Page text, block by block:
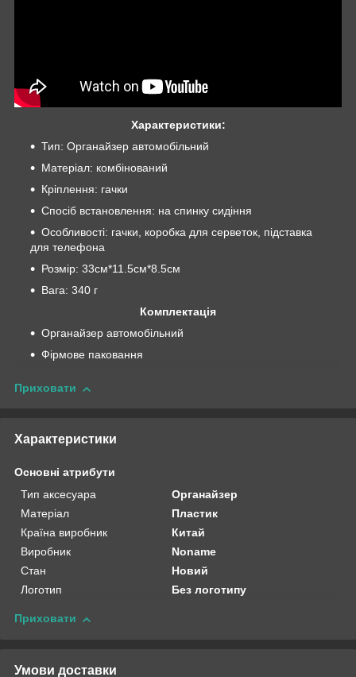
Характеристики:
Тип: Органайзер автомобільний
Матеріал: комбінований
Кріплення: гачки
Спосіб встановлення: на спинку сидіння
Особливості: гачки, коробка для серветок, підставка
для телефона
Розмір: 33см*11.5см*8.5см
Вага: 340 г
Комплектація
Органайзер автомобільний
Фірмове паковання
Приховати
Характеристики
Основні атрибути
Тип аксесуара
Органайзер
Матеріал
Пластик
Країна виробник
Китай
Виробник
Noname
Стан
Новий
Логотип
Без логотипу
Приховати
Умови доставки